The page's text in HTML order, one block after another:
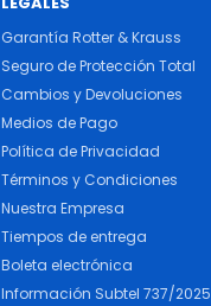
Garantía Rotter & Krauss
Seguro de Protección Total
Cambios y Devoluciones
Medios de Pago
Política de Privacidad
Términos y Condiciones
Nuestra Empresa
Tiempos de entrega
Boleta electrónica
Información Subtel 737/2025